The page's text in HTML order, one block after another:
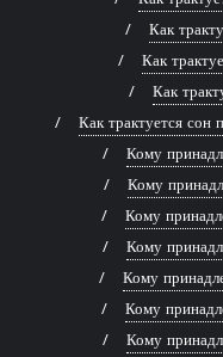
Как
Как
Как
Как трактуется сон
Кому
Кому
Кому
Кому
Кому
Кому
Кому